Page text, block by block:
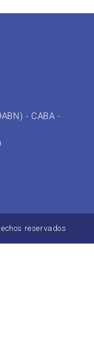
- CABA -
reservados